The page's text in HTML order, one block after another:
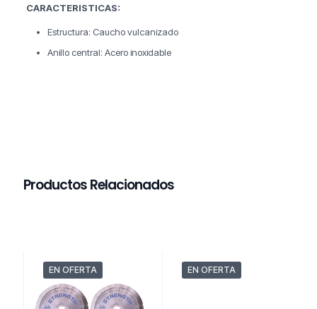
CARACTERISTICAS:
Estructura: Caucho vulcanizado
Anillo central: Acero inoxidable
Productos Relacionados
EN OFERTA EN OFERTA